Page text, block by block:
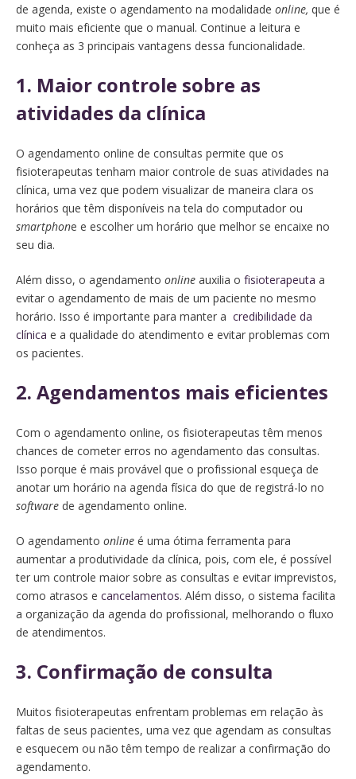
de agenda, existe o agendamento na modalidade online, que é
muito mais eficiente que o manual. Continue a leitura e
conheça as 3 principais vantagens dessa funcionalidade.
1. Maior controle sobre as
atividades da clínica
O agendamento online de consultas permite que os
fisioterapeutas tenham maior controle de suas atividades na
clínica, uma vez que podem visualizar de maneira clara os
horários que têm disponíveis na tela do computador ou
smartphone e escolher um horário que melhor se encaixe no
seu dia.
Além disso, o agendamento online auxilia o fisioterapeuta a
evitar o agendamento de mais de um paciente no mesmo
horário. Isso é importante para manter a credibilidade da
clínica e a qualidade do atendimento e evitar problemas com
os pacientes.
2. Agendamentos mais eficientes
Com o agendamento online, os fisioterapeutas têm menos
chances de cometer erros no agendamento das consultas.
Isso porque é mais provável que o profissional esqueça de
anotar um horário na agenda física do que de registrá-lo no
software de agendamento online.
O agendamento online é uma ótima ferramenta para
aumentar a produtividade da clínica, pois, com ele, é possível
ter um controle maior sobre as consultas e evitar imprevistos,
como atrasos e cancelamentos. Além disso, o sistema facilita
a organização da agenda do profissional, melhorando o fluxo
de atendimentos.
3. Confirmação de consulta
Muitos fisioterapeutas enfrentam problemas em relação às
faltas de seus pacientes, uma vez que agendam as consultas
e esquecem ou não têm tempo de realizar a confirmação do
agendamento.